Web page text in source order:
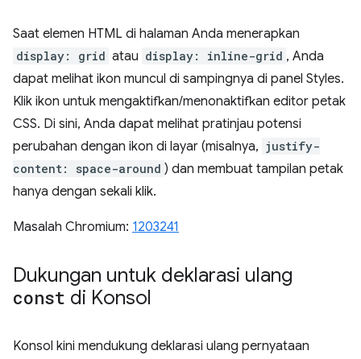
Saat elemen HTML di halaman Anda menerapkan
display: grid atau display: inline-grid , Anda
dapat melihat ikon muncul di sampingnya di panel Styles.
Klik ikon untuk mengaktifkan/menonaktifkan editor petak
CSS. Di sini, Anda dapat melihat pratinjau potensi
perubahan dengan ikon di layar (misalnya, justify-
content: space-around ) dan membuat tampilan petak
hanya dengan sekali klik.
Masalah Chromium: 1203241
Dukungan untuk deklarasi ulang
const di Konsol
Konsol kini mendukung deklarasi ulang pernyataan